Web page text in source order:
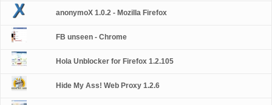
anonymoX 1.0.2 - Mozilla Firefox
FB unseen - Chrome
Hola Unblocker for Firefox 1.2.105
Hide My Ass! Web Proxy 1.2.6